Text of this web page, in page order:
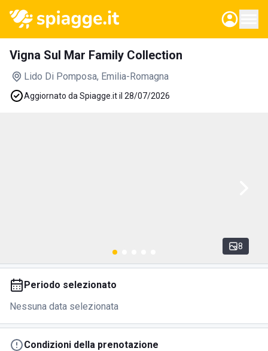
Vigna Sul Mar Family Collection
Lido Di Pomposa, Emilia-Romagna
Aggiornato da Spiagge.it il 28/07/2026
8
Periodo selezionato
Nessuna data selezionata
Condizioni della prenotazione